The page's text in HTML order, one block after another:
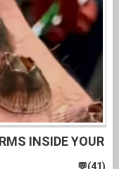
INSIDE YOUR